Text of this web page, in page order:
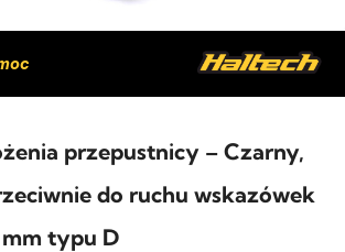
przepustnicy – Czarny,
do ruchu wskazówek
typu D